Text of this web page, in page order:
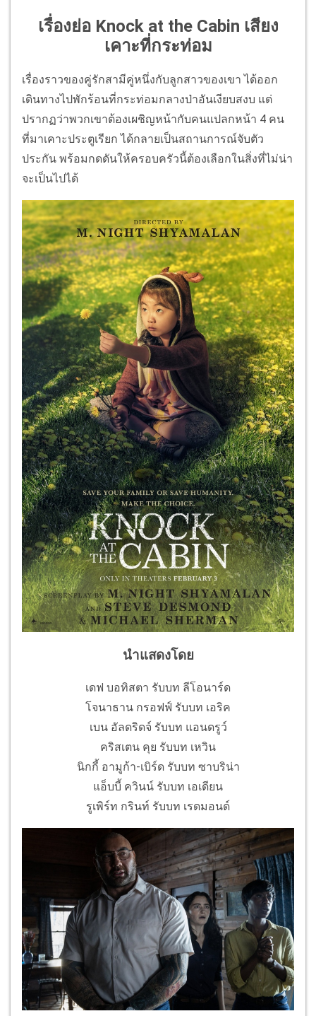
เรื่องย่อ Knock at the Cabin เสียง
เคาะที่กระท่อม
เรื่องราวของคู่รักสามีคู่หนึ่งกับลูกสาวของเขา ได้ออก
เดินทางไปพักร้อนที่กระท่อมกลางป่าอันเงียบสงบ แต่
ปรากฏว่าพวกเขาต้องเผชิญหน้ากับคนแปลกหน้า 4 คน
ที่มาเคาะประตูเรียก ได้กลายเป็นสถานการณ์จับตัว
ประกัน พร้อมกดดันให้ครอบครัวนี้ต้องเลือกในสิ่งที่ไม่น่า
จะเป็นไปได้
นำแสดงโดย
เดฟ บอทิสตา รับบท ลีโอนาร์ด
โจนาธาน กรอฟฟ์ รับบท เอริค
เบน อัลดริดจ์ รับบท แอนดรูว์
คริสเตน คุย รับบท เหวิน
นิกกี้ อามูก้า-เบิร์ด รับบท ซาบริน่า
แอ็บบี้ ควินน์ รับบท เอเดียน
รูเพิร์ท กรินท์ รับบท เรดมอนด์